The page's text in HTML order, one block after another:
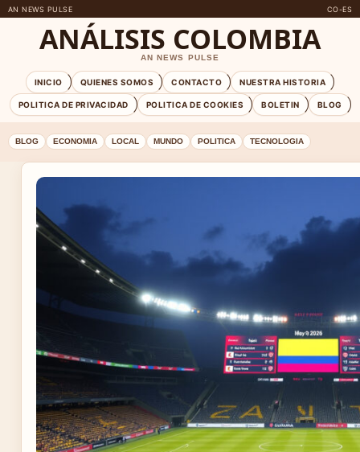
AN NEWS PULSE CO-ES
ANÁLISIS COLOMBIA
AN NEWS PULSE
INICIO QUIENES SOMOS CONTACTO NUESTRA HISTORIA
POLITICA DE PRIVACIDAD POLITICA DE COOKIES BOLETIN BLOG
BLOG ECONOMIA LOCAL MUNDO POLITICA TECNOLOGIA